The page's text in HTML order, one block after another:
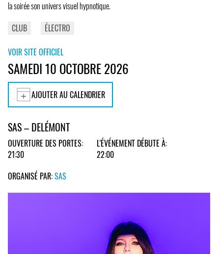
la soirée son univers visuel hypnotique.
CLUB
ÉLECTRO
VOIR SITE OFFICIEL
SAMEDI 10 OCTOBRE 2026
AJOUTER AU CALENDRIER
SAS – DELÉMONT
OUVERTURE DES PORTES:
21:30
L'ÉVÉNEMENT DÉBUTE À:
22:00
ORGANISÉ PAR:SAS